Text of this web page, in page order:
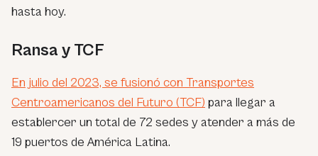
hasta hoy.
Ransa y TCF
En julio del 2023, se fusionó con Transportes
Centroamericanos del Futuro (TCF) para llegar a
establercer un total de 72 sedes y atender a más de
19 puertos de América Latina.